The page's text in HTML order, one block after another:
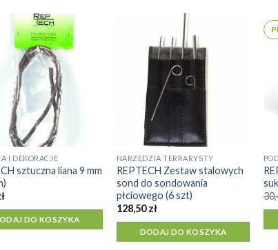
I DEKORACJE
sztuczna liana 9 mm
DO KOSZYKA
NARZĘDZIA TERRARYSTY
REPTECH Zestaw stalowych
sond do sondowania
płciowego (6 szt)
128,50zł
DODAJ DO KOSZYKA